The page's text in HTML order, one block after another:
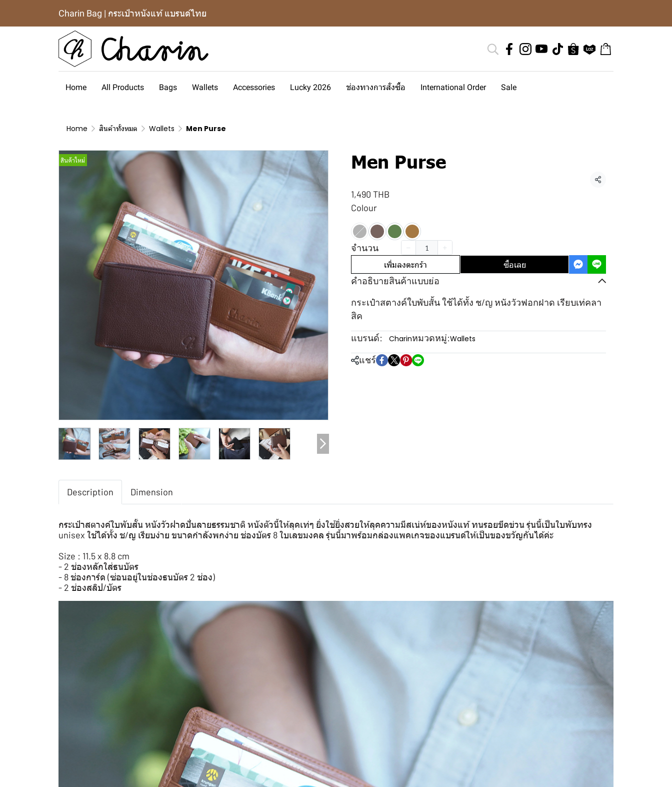
Charin Bag | กระเป๋าหนังแท้ แบรนด์ไทย
Home All Products Bags Wallets Accessories Lucky 2026 ช่องทางการสั่งซื้อ International Order Sale
Home สินค้าทั้งหมด Wallets Men Purse
สินค้าใหม่ Men Purse
แชร์
1,490 THB
Colour
จำนวน
เพิ่มลงตะกร้า ซื้อเลย
คำอธิบายสินค้าแบบย่อ
กระเป๋าสตางค์ใบพับสั้น ใช้ได้ทั้ง ช/ญ หนังวัวฟอกฝาด เรียบเท่คลา
สิค
แบรนด์:
Charinหมวดหมู่:Wallets
แชร์
Description Dimension
กระเป๋าสตางค์ใบพับสั้น หนังวัวฝาดปั่นลายธรรมชาติ หนังตัวนี้ให้ลุคเท่ๆ ยิ่งใช้ยิ่งสวยให้ลุคความมีสเน่ห์ของหนังแท้ ทนรอยขีดข่วน รุ่นนี้เป็นใบพับทรง
unisex ใช้ได้ทั้ง ช/ญ เรียบง่าย ขนาดกำลังพกง่าย ช่องบัตร 8 ใบเลขมงคล รุ่นนี้มาพร้อมกล่องแพคเกจของแบรนด์ให้เป็นของขวัญกันได้ค่ะ
Size : 11.5 x 8.8 cm
- 2 ช่องหลักใส่ธนบัตร
- 8 ช่องการ์ด (ซ่อนอยู่ในช่องธนบัตร 2 ช่อง)
- 2 ช่องสลิป/บัตร